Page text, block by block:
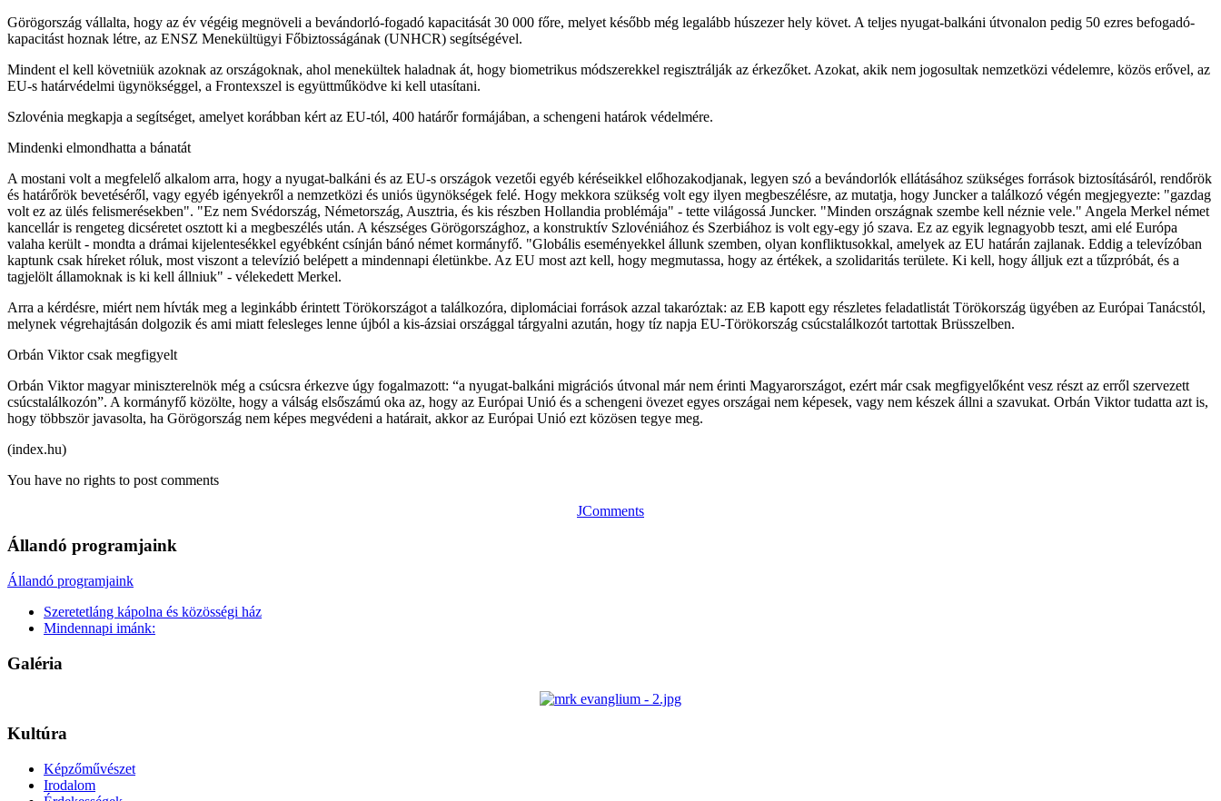
Görögország vállalta, hogy az év végéig megnöveli a bevándorló-fogadó kapacitását 30 000 főre, melyet később még legalább húszezer hely követ. A teljes nyugat-balkáni útvonalon pedig 50 ezres befogadó-
kapacitást hoznak létre, az ENSZ Menekültügyi Főbiztosságának (UNHCR) segítségével.
Mindent el kell követniük azoknak az országoknak, ahol menekültek haladnak át, hogy biometrikus módszerekkel regisztrálják az érkezőket. Azokat, akik nem jogosultak nemzetközi védelemre, közös erővel, az
EU-s határvédelmi ügynökséggel, a Frontexszel is együttműködve ki kell utasítani.
Szlovénia megkapja a segítséget, amelyet korábban kért az EU-tól, 400 határőr formájában, a schengeni határok védelmére.
Mindenki elmondhatta a bánatát
A mostani volt a megfelelő alkalom arra, hogy a nyugat-balkáni és az EU-s országok vezetői egyéb kéréseikkel előhozakodjanak, legyen szó a bevándorlók ellátásához szükséges források biztosításáról, rendőrök
és határőrök bevetéséről, vagy egyéb igényekről a nemzetközi és uniós ügynökségek felé. Hogy mekkora szükség volt egy ilyen megbeszélésre, az mutatja, hogy Juncker a találkozó végén megjegyezte: "gazdag
volt ez az ülés felismerésekben". "Ez nem Svédország, Németország, Ausztria, és kis részben Hollandia problémája" - tette világossá Juncker. "Minden országnak szembe kell néznie vele." Angela Merkel német
kancellár is rengeteg dicséretet osztott ki a megbeszélés után. A készséges Görögországhoz, a konstruktív Szlovéniához és Szerbiához is volt egy-egy jó szava. Ez az egyik legnagyobb teszt, ami elé Európa
valaha került - mondta a drámai kijelentesékkel egyébként csínján bánó német kormányfő. "Globális eseményekkel állunk szemben, olyan konfliktusokkal, amelyek az EU határán zajlanak. Eddig a televízóban
kaptunk csak híreket róluk, most viszont a televízió belépett a mindennapi életünkbe. Az EU most azt kell, hogy megmutassa, hogy az értékek, a szolidaritás területe. Ki kell, hogy álljuk ezt a tűzpróbát, és a
tagjelölt államoknak is ki kell állniuk" - vélekedett Merkel.
Arra a kérdésre, miért nem hívták meg a leginkább érintett Törökországot a találkozóra, diplomáciai források azzal takaróztak: az EB kapott egy részletes feladatlistát Törökország ügyében az Európai Tanácstól,
melynek végrehajtásán dolgozik és ami miatt felesleges lenne újból a kis-ázsiai országgal tárgyalni azután, hogy tíz napja EU-Törökország csúcstalálkozót tartottak Brüsszelben.
Orbán Viktor csak megfigyelt
Orbán Viktor magyar miniszterelnök még a csúcsra érkezve úgy fogalmazott: “a nyugat-balkáni migrációs útvonal már nem érinti Magyarországot, ezért már csak megfigyelőként vesz részt az erről szervezett
csúcstalálkozón”. A kormányfő közölte, hogy a válság elsőszámú oka az, hogy az Európai Unió és a schengeni övezet egyes országai nem képesek, vagy nem készek állni a szavukat. Orbán Viktor tudatta azt is,
hogy többször javasolta, ha Görögország nem képes megvédeni a határait, akkor az Európai Unió ezt közösen tegye meg.
(index.hu)
You have no rights to post comments
JComments
Állandó programjaink
Állandó programjaink
Szeretetláng kápolna és közösségi ház
Mindennapi imánk:
Galéria
Kultúra
Képzőművészet
Irodalom